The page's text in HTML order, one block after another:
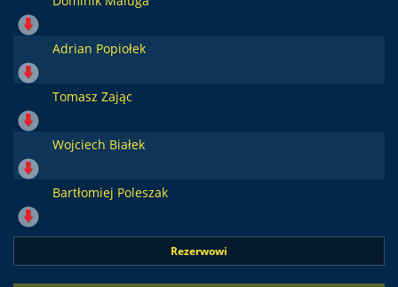
Adrian Popiołek
Tomasz Zając
Wojciech Białek
Bartłomiej Poleszak
Rezerwowi